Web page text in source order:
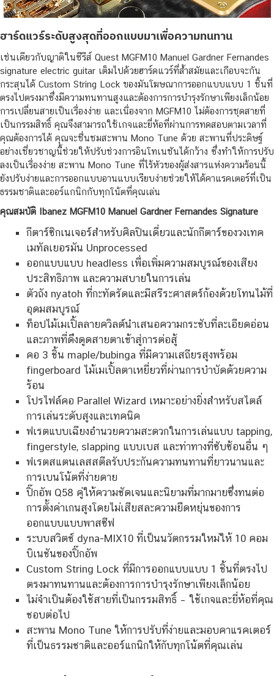
ฮาร์ดแวร์ระดับสูงสุดที่ออกแบบมาเพื่อความทนทาน
เช่นเดียวกับญาติในซีรีส์ Quest MGFM10 Manuel Gardner Fernandes
signature electric guitar เต็มไปด้วยฮาร์ดแวร์ที่ล้ำสมัยและเกือบจะกัน
กระสุนได้ Custom String Lock ของมันโฆษณาการออกแบบแบบ 1 ชิ้นที่
ตรงไปตรงมาซึ่งมีความทนทานสูงและต้องการการบำรุงรักษาเพียงเล็กน้อย
การเปลี่ยนสายเป็นเรื่องง่าย และเนื่องจาก MGFM10 ไม่ต้องการชุดสายที่
เป็นกรรมสิทธิ์ คุณจึงสามารถใช้เกจและยี่ห้อที่ผ่านการทดสอบตามเวลาที่
คุณต้องการได้ คุณจะชื่นชมสะพาน Mono Tune ด้วย สะพานที่ประดิษฐ์
อย่างเชี่ยวชาญนี้ช่วยให้ปรับช่วงการอินโทเนชันได้กว้าง ซึ่งทำให้การปรับ
ลงเป็นเรื่องง่าย สะพาน Mono Tune ที่ไร้หัวของผู้ส่งสารแห่งความร้อนนี้
ยังปรับง่ายและการออกแบบอานแบบเรียบง่ายช่วยให้ได้คาแรคเตอร์ที่เป็น
ธรรมชาติและออร์แกนิกกับทุกโน้ตที่คุณเล่น
คุณสมบัติ Ibanez MGFM10 Manuel Gardner Fernandes Signature
กีตาร์ซิกเนเจอร์สำหรับศิลปินเดี่ยวและนักกีตาร์ของวงเทค
เมทัลเยอรมัน Unprocessed
ออกแบบแบบ headless เพื่อเพิ่มความสมบูรณ์ของเสียง
ประสิทธิภาพ และความสบายในการเล่น
ตัวถัง nyatoh ที่กะทัดรัดและมีสรีระศาสตร์ก้องด้วยโทนไม้ที่
อุดมสมบูรณ์
ท็อปไม้เมเปิ้ลลายควิลต์นำเสนอความกระชับที่ละเอียดอ่อน
และภาพที่ดึงดูดสายตาเข้าสู่การต่อสู้
คอ 3 ชิ้น maple/bubinga ที่มีความเสถียรสูงพร้อม
fingerboard ไม้เมเปิ้ลตาเหยี่ยวที่ผ่านการบำบัดด้วยความ
ร้อน
โปรไฟล์คอ Parallel Wizard เหมาะอย่างยิ่งสำหรับสไตล์
การเล่นระดับสูงและเทคนิค
ฟเรตแบบเฉียงอำนวยความสะดวกในการเล่นแบบ tapping,
fingerstyle, slapping แบบเบส และท่าทางที่ซับซ้อนอื่น ๆ
ฟเรตสแตนเลสสตีลรับประกันความทนทานที่ยาวนานและ
การเบนโน้ตที่ง่ายดาย
ปิ๊กอัพ Q58 คู่ให้ความชัดเจนและนิยามที่มากมายซึ่งทนต่อ
การตั้งค่าเกนสูงโดยไม่เสียสละความยืดหยุ่นของการ
ออกแบบแบบพาสซีฟ
ระบบสวิตช์ dyna-MIX10 ที่เป็นนวัตกรรมใหม่ให้ 10 คอม
บิเนชันของปิ๊กอัพ
Custom String Lock ที่มีการออกแบบแบบ 1 ชิ้นที่ตรงไป
ตรงมาทนทานและต้องการการบำรุงรักษาเพียงเล็กน้อย
ไม่จำเป็นต้องใช้สายที่เป็นกรรมสิทธิ์ – ใช้เกจและยี่ห้อที่คุณ
ชอบต่อไป
สะพาน Mono Tune ให้การปรับที่ง่ายและมอบคาแรคเตอร์
ที่เป็นธรรมชาติและออร์แกนิกให้กับทุกโน้ตที่คุณเล่น